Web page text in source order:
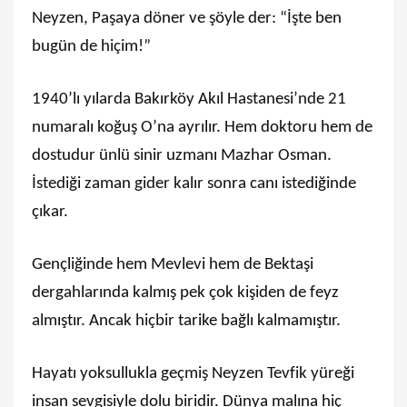
Neyzen, Paşaya döner ve şöyle der: “İşte ben
bugün de hiçim!”
1940’lı yılarda Bakırköy Akıl Hastanesi’nde 21
numaralı koğuş O’na ayrılır. Hem doktoru hem de
dostudur ünlü sinir uzmanı Mazhar Osman.
İstediği zaman gider kalır sonra canı istediğinde
çıkar.
Gençliğinde hem Mevlevi hem de Bektaşi
dergahlarında kalmış pek çok kişiden de feyz
almıştır. Ancak hiçbir tarike bağlı kalmamıştır.
Hayatı yoksullukla geçmiş Neyzen Tevfik yüreği
insan sevgisiyle dolu biridir. Dünya malına hiç